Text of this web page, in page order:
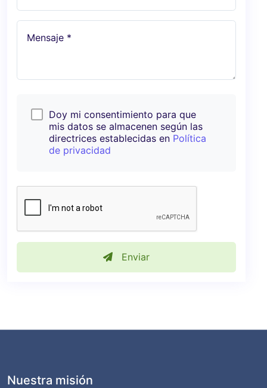
Mensaje *
Doy mi consentimiento para que
mis datos se almacenen según las
directrices establecidas en Política
de privacidad
Enviar
Nuestra misión